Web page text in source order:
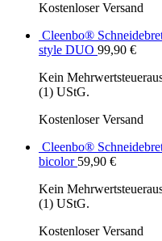
Kostenloser Versand
Cleenbo®
style DUO 99,90 €
Kein
(1) UStG.
Kostenloser Versand
Cleenbo®
bicolor 59,90 €
Kein
(1) UStG.
Kostenloser Versand